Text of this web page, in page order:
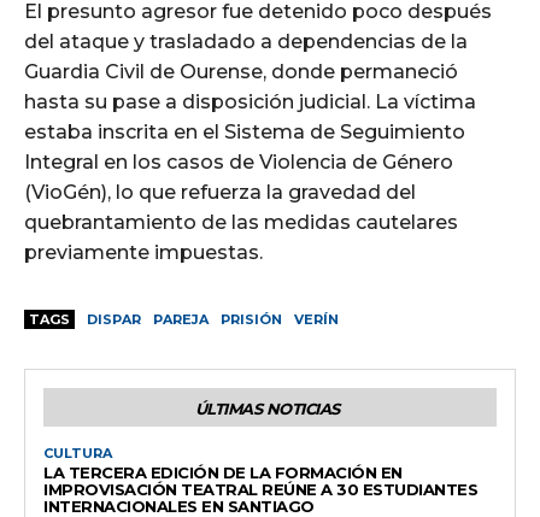
El presunto agresor fue detenido poco después
del ataque y trasladado a dependencias de la
Guardia Civil de Ourense, donde permaneció
hasta su pase a disposición judicial. La víctima
estaba inscrita en el Sistema de Seguimiento
Integral en los casos de Violencia de Género
(VioGén), lo que refuerza la gravedad del
quebrantamiento de las medidas cautelares
previamente impuestas.
TAGS DISPAR PAREJA PRISIÓN VERÍN
ÚLTIMAS NOTICIAS
CULTURA
LA TERCERA EDICIÓN DE LA FORMACIÓN EN
IMPROVISACIÓN TEATRAL REÚNE A 30 ESTUDIANTES
INTERNACIONALES EN SANTIAGO